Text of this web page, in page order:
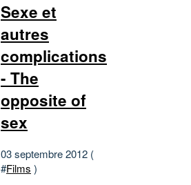
Sexe et
autres
complications
- The
opposite of
sex
03 septembre 2012 (
#Films )